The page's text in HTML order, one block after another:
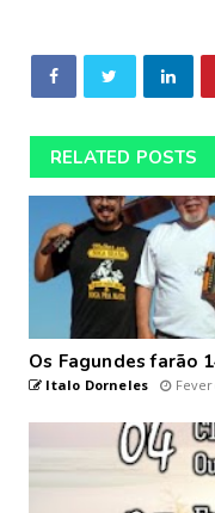
RELATED POSTS
Os Fagundes farão
Italo Dorneles